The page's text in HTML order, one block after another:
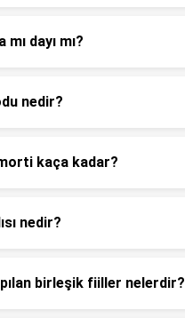
dayı mı?
nedir?
kaça kadar?
nedir?
birleşik fiiller nelerdir?